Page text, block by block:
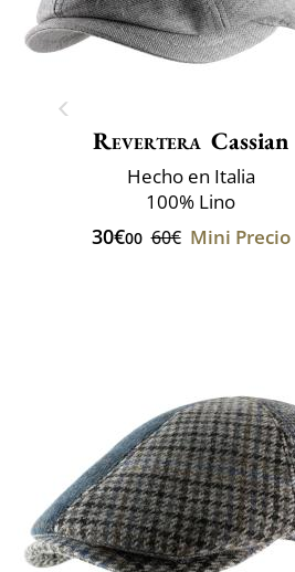
Revertera Cassian
Hecho en Italia
100% Lino
30€00 60€ Mini Precio